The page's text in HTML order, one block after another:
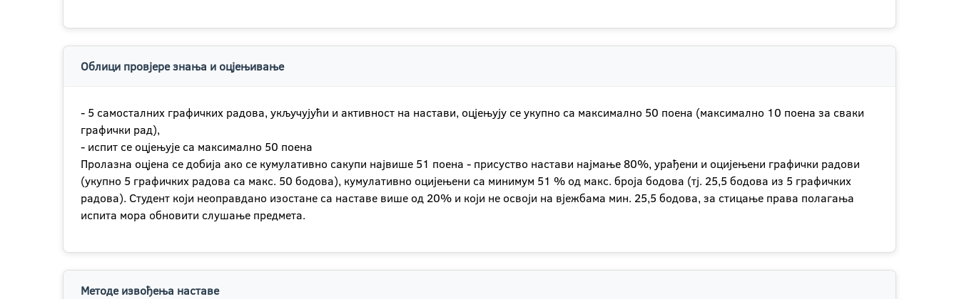
Облици провјере знања и оцјењивање
- 5 самосталних графичких радова, укључујући и активност на настави, оцјењују се укупно са максимално 50 поена (максимално 10 поена за сваки
графички рад),
- испит се оцјењује са максимално 50 поена
Пролазна оцјена се добија ако се кумулативно сакупи највише 51 поена - присуство настави најмање 80%, урађени и оцијењени графички радови
(укупно 5 графичких радова са макс. 50 бодова), кумулативно оцијењени са минимум 51 % од макс. броја бодова (тј. 25,5 бодова из 5 графичких
радова). Студент који неоправдано изостане са наставе више од 20% и који не освоји на вјежбама мин. 25,5 бодова, за стицање права полагања
испита мора обновити слушање предмета.
Методе извођења наставе